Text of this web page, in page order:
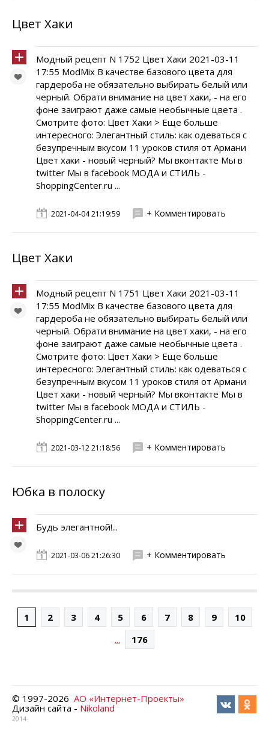
Цвет Хаки
Модный рецепт N 1752 Цвет Хаки 2021-03-11
17:55 ModMix В качестве базового цвета для
гардероба не обязательно выбирать белый или
черный. Обрати внимание на цвет хаки, - на его
фоне заиграют даже самые необычные цвета .
Смотрите фото: Цвет Хаки > Еще больше
интересного: Элегантный стиль: как одеваться с
безупречным вкусом 11 уроков стиля от Армани
Цвет хаки - новый черный? Мы вконтакте Мы в
twitter Мы в facebook МОДА и СТИЛЬ -
ShoppingCenter.ru ...
2021-04-04 21:19:59 + Комментировать
Цвет Хаки
Модный рецепт N 1751 Цвет Хаки 2021-03-11
17:55 ModMix В качестве базового цвета для
гардероба не обязательно выбирать белый или
черный. Обрати внимание на цвет хаки, - на его
фоне заиграют даже самые необычные цвета .
Смотрите фото: Цвет Хаки > Еще больше
интересного: Элегантный стиль: как одеваться с
безупречным вкусом 11 уроков стиля от Армани
Цвет хаки - новый черный? Мы вконтакте Мы в
twitter Мы в facebook МОДА и СТИЛЬ -
ShoppingCenter.ru ...
2021-03-12 21:18:56 + Комментировать
Юбка в полоску
Будь элегантной!...
2021-03-06 21:26:30 + Комментировать
1 2 3 4 5 6 7 8 9
10
...
176
© 1997-2026 АО «Интернет-Проекты»
Дизайн сайта - Nikoland
2014